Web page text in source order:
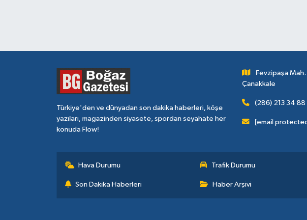
Türkiye'den ve dünyadan son dakika haberleri, köşe
yazıları, magazinden siyasete, spordan seyahate her
konuda Flow!
Fevzipaşa
Çanakkale
(286) 213 34 88
[email
Hava Durumu Trafik Durumu
Son Dakika Haberleri Haber Arşivi